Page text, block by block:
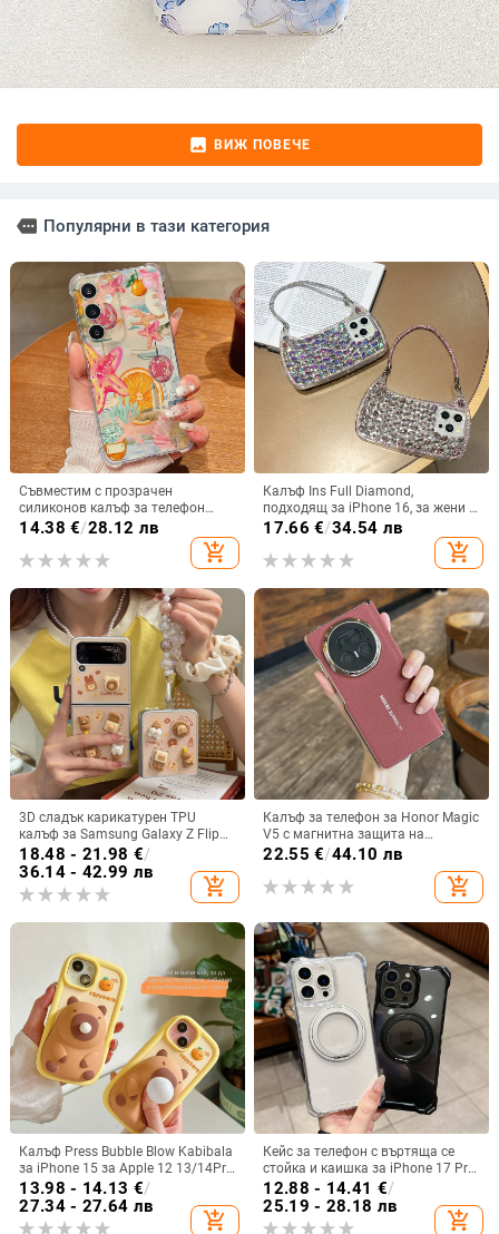
image ВИЖ ПОВЕЧЕ
more Популярни в тази категория
Съвместим с прозрачен
силиконов калъф за телефон
Samsung S25 Ultra,
персонализиран рисуван дизайн
за S24 FE и защитен калъф A55
14.38 €/28.12 лв
add_shopping_cart
Калъф Ins Full Diamond,
подходящ за iPhone 16, за жени с
14-инчова личност, огледална
рамка с 13 големи отвора и
електролитно покритие, с
17.66 €/34.54 лв
add_shopping_cart
3D сладък карикатурен TPU
калъф за Samsung Galaxy Z Flip
6/3/4, защита срещу изпускане,
корейски стил
18.48 - 21.98 €/
36.14 - 42.99 лв
add_shopping_cart
Калъф за телефон за Honor Magic
V5 с магнитна защита на
централната ос, пълна защита на
електроплатиране, защита срещу
22.55 €/44.10 лв
add_shopping_cart
Калъф Press Bubble Blow Kabibala
за iPhone 15 за Apple 12 13/14Pro
Max, устойчив на изпускане 11
13.98 - 14.13 €/
27.34 - 27.64 лв
add_shopping_cart
Кейс за телефон с въртяща се
стойка и каишка за iPhone 17 Pro
Max, 16, 15 и iPhone 11
12.88 - 14.41 €/
25.19 - 28.18 лв
add_shopping_cart